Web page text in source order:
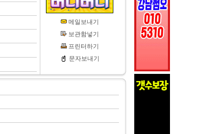
메일보내기
보관함넣기
프린터하기
문자보내기